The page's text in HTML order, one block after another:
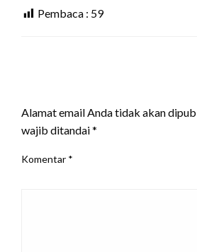
Pembaca : 59
Alamat email Anda tidak akan
wajib ditandai*
Komentar *